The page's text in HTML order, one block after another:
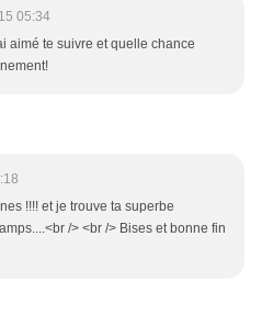
05:34
aimé te suivre et quelle chance
!!!! et je trouve ta superbe
/> <br /> Bises et bonne fin